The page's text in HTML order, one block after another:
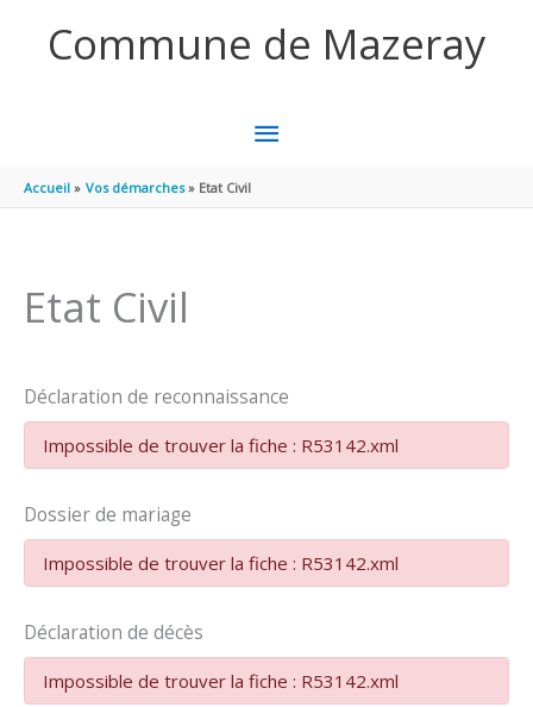
Commune de Mazeray
MENU
PRINCIPAL
Accueil Vos démarches Etat Civil
Etat Civil
Déclaration de reconnaissance
Impossible de trouver la fiche : R53142.xml
Dossier de mariage
Impossible de trouver la fiche : R53142.xml
Déclaration de décès
Impossible de trouver la fiche : R53142.xml